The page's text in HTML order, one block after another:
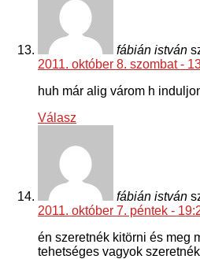
fábián istván
2011. október 8. szombat -
huh már alig várom h
Válasz
fábián istván
2011. október 7. péntek -
én szeretnék kitörni és meg
tehetséges vagyok